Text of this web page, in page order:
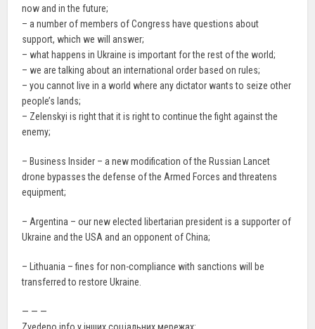
now and in the future;
– a number of members of Congress have questions about
support, which we will answer;
– what happens in Ukraine is important for the rest of the world;
– we are talking about an international order based on rules;
– you cannot live in a world where any dictator wants to seize other
people’s lands;
– Zelenskyi is right that it is right to continue the fight against the
enemy;
– Business Insider – a new modification of the Russian Lancet
drone bypasses the defense of the Armed Forces and threatens
equipment;
– Argentina – our new elected libertarian president is a supporter of
Ukraine and the USA and an opponent of China;
– Lithuania – fines for non-compliance with sanctions will be
transferred to restore Ukraine.
— — —